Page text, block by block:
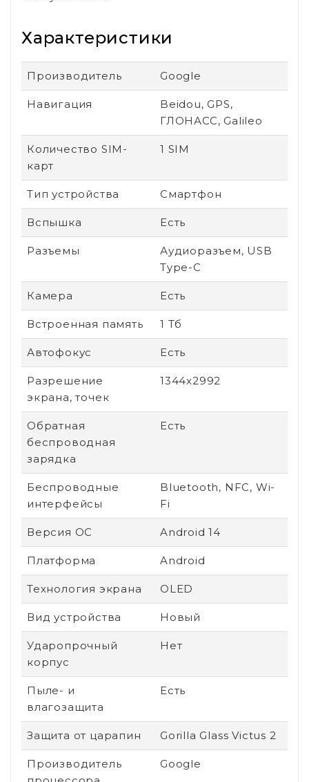
Характеристики
Производитель Google
Навигация
Beidou, GPS,
ГЛОНАСС, Galileo
Количество SIM-
карт
1 SIM
Тип устройства Смартфон
Вспышка Есть
Разъемы
Аудиоразъем, USB
Type-C
Камера Есть
Встроенная память 1 Тб
Автофокус Есть
Разрешение
экрана, точек
1344x2992
Обратная
беспроводная
зарядка
Есть
Беспроводные
интерфейсы
Bluetooth, NFC, Wi-
Fi
Версия ОС Android 14
Платформа Android
Технология экрана OLED
Вид устройства Новый
Ударопрочный
корпус
Нет
Пыле- и
влагозащита
Есть
Защита от царапин Gorilla Glass Victus 2
Производитель
Google